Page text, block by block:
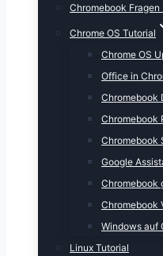
Chromebook Fragen
Chrome OS Tutorial
Chrome OS
Office in
Chromebook
Chromebook
Chromebook
Google
Chromebook
Chromebook
Windows auf
Linux Tutorial